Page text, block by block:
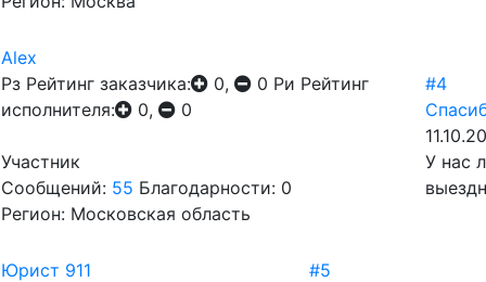
Alex
Рз Рейтинг заказчика: 0, 0 Ри Рейтинг
исполнителя:
0, 0
Участник
Сообщений: 55 Благодарности: 0
Регион: Московская область
#4
У нас
Юрист 911
#5